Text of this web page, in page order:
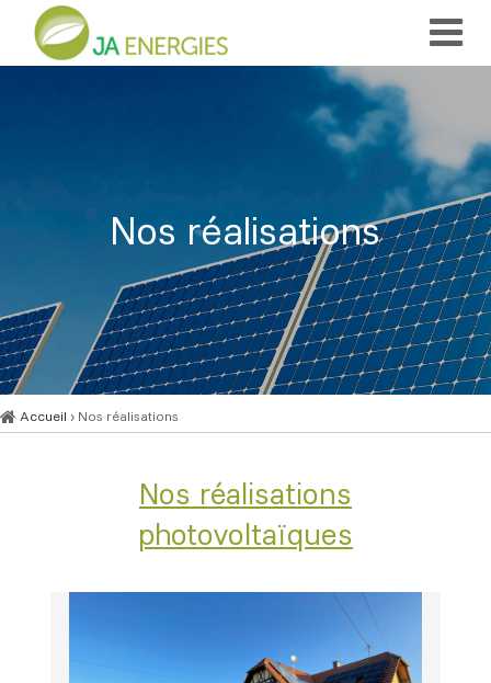
Nos réalisations
Accueil › Nos réalisations
Nos réalisations
photovoltaïques